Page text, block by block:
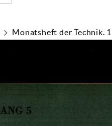
Monatsheft der Technik.